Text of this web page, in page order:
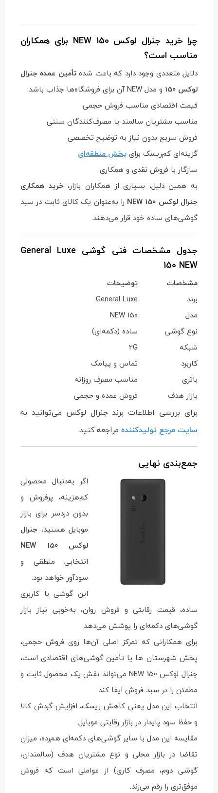
چرا خرید جنرال لوکس 150 NEW برای همکاران
مناسب است؟
دلایل متعددی وجود دارد که باعث شدهتأمین عمده جنرال
لوکس 150
و مدل NEW آن برای فروشگاه‌ها جذاب باشد:
قیمت اقتصادی مناسب فروش حجمی
مناسب مشتریان سالمند یا مصرف‌کنندگان سنتی
فروش سریع بدون نیاز به توضیح تخصصی
گزینه‌ای کم‌ریسک برایپخش منطقه‌ای
سازگار با فروش نقدی و همکاری
به همین دلیل، بسیاری از همکاران بازار،خرید همکاری
جنرال لوکس 150 NEW
را به‌عنوان یک کالای ثابت در سبد
گوشی‌های ساده خود قرار می‌دهند.
جدول مشخصات فنی گوشی General Luxe
150 NEW
مشخصات
توضیحات
برند
General Luxe
مدل
150 NEW
نوع گوشی
ساده (دکمه‌ای)
شبکه
2G
کاربرد
تماس و پیامک
باتری
مناسب مصرف روزانه
بازار هدف
فروش عمده و حجمی
برای بررسی اطلاعات برند جنرال لوکس می‌توانید به
سایت مرجع تولیدکننده مراجعه کنید.
جمع‌بندی نهایی
اگر به‌دنبال محصولی
کم‌هزینه، پرفروش و
بدون دردسر برای بازار
موبایل هستید، جنرال
لوکس 150 NEW
انتخابی منطقی و
سودآور خواهد بود.
این گوشی با کاربری
ساده، قیمت رقابتی و فروش روان، به‌خوبی نیاز بازار
گوشی‌های دکمه‌ای را پوشش می‌دهد.
برای همکارانی که تمرکز اصلی آن‌ها روی فروش حجمی،
پخش شهرستان ها یا تأمین گوشی‌های اقتصادی است،
جنرال لوکس 150 NEW می‌تواند نقش یک محصول ثابت و
مطمئن را در سبد فروش ایفا کند.
انتخاب این مدل یعنی کاهش ریسک، افزایش گردش کالا
و حفظ سود پایدار در بازار رقابتی موبایل.
مقایسه این مدل با سایر گوشی‌های دکمه‌ای هم‌رده، میزان
تقاضا در بازار محلی و نوع مشتریان هدف (سالمندان،
گوشی دوم، مصرف کاری) از عواملی است که فروش
موفق‌تری را رقم می‌زند.